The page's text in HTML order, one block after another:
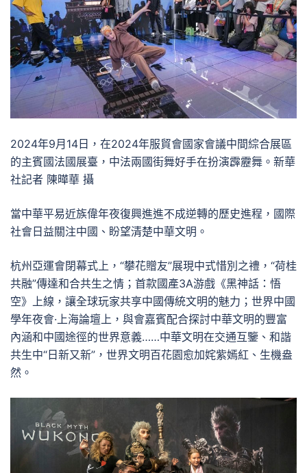
2024年9月14日，在2024年服貿會國家會議中間綜合展區
的主賓國法國展臺，中法兩國街舞好手在扮演霹靂舞。新華
社記者 陳曄華 攝
當中華平易近族偉年夜復興進進不成逆轉的歷史進程，國際
社會日益關注中國、盼望清楚中華文明。
杭州亞運會閉幕式上，“攀花贈友”展現中式惜別之禮，“荷桂
共融”傳達和合共生之情；首款國產3A游戲《黑神話：悟
空》上線，讓全球玩家共享中國傳統文明的魅力；世界中國
學年夜會·上海論壇上，與會嘉賓配合探討中華文明的豐富
內涵和中國途徑的世界意義……中華文明在交通互鑒、和諧
共生中“日新又新”，世界文明百花園愈加姹紫嫣紅、生機盎
然。